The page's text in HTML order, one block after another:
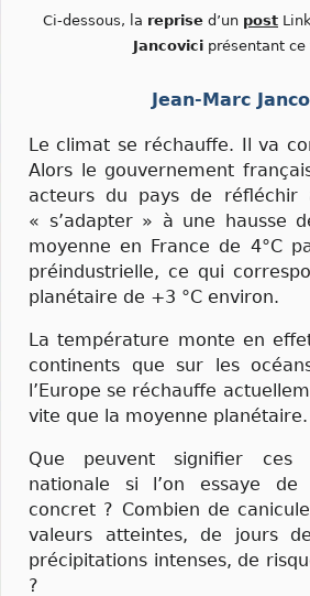
Ci-dessous, la reprise d’un post
Jancoviciprésentant ce
Jean-Marc
Le climat se réchauffe. Il va
Alors le gouvernement
acteurs du pays de
« s’adapter » à une hausse
moyenne en France de 4°C
préindustrielle, ce qui
planétaire de +3 °C environ.
La température monte en
continents que sur les
l’Europe se réchauffe
vite que la moyenne planétaire.
Que peuvent signifier ces
nationale si l’on essaye
concret ? Combien de
valeurs atteintes, de jours
précipitations intenses, de
?